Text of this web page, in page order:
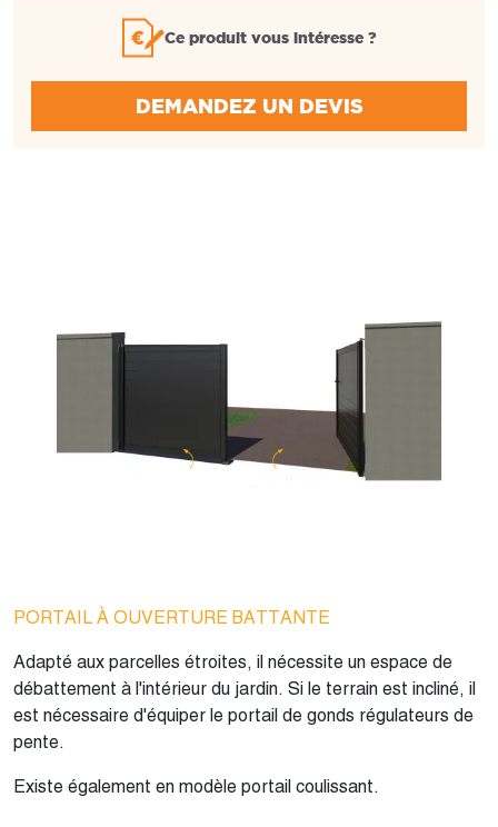
Ce produit vous intéresse ?
DEMANDEZ UN DEVIS
PORTAIL À OUVERTURE BATTANTE
Adapté aux parcelles étroites, il nécessite un espace de
débattement à l'intérieur du jardin. Si le terrain est incliné, il
est nécessaire d'équiper le portail de gonds régulateurs de
pente.
Existe également en modèle portail coulissant.